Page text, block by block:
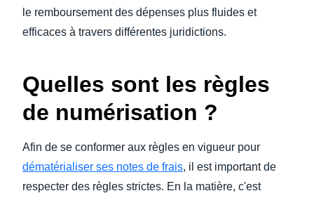
le remboursement des dépenses plus fluides et
efficaces à travers différentes juridictions.
Quelles sont les règles
de numérisation ?
Afin de se conformer aux règles en vigueur pour
dématérialiser ses notes de frais, il est important de
respecter des règles strictes. En la matière, c'est